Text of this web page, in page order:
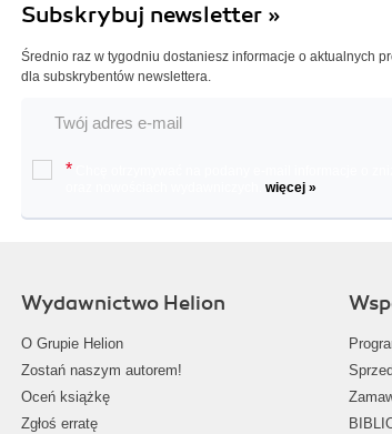
Subskrybuj newsletter »
Średnio raz w tygodniu dostaniesz informacje o aktualnych
dla subskrybentów newslettera.
*
więcej »
Wydawnictwo Helion
O Grupie Helion
Zostań naszym autorem!
Oceń książkę
Zgłoś erratę